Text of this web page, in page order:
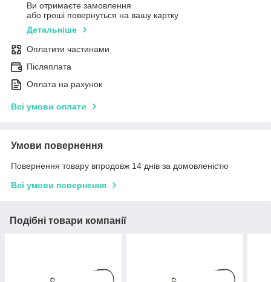
Ви отримаєте замовлення
або гроші повернуться на вашу картку
Детальніше
Оплатити частинами
Післяплата
Оплата на рахунок
Всі умови оплати
Умови повернення
Повернення товару впродовж 14 днів за домовленістю
Всі умови повернення
Подібні товари компанії